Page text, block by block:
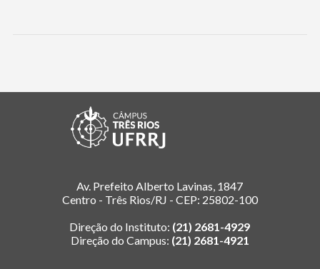
Av. Prefeito Alberto Lavinas, 1847
Centro - Três Rios/RJ - CEP: 25802-100
Direção do Instituto: (21) 2681-4929
Direção do Campus: (21) 2681-4921